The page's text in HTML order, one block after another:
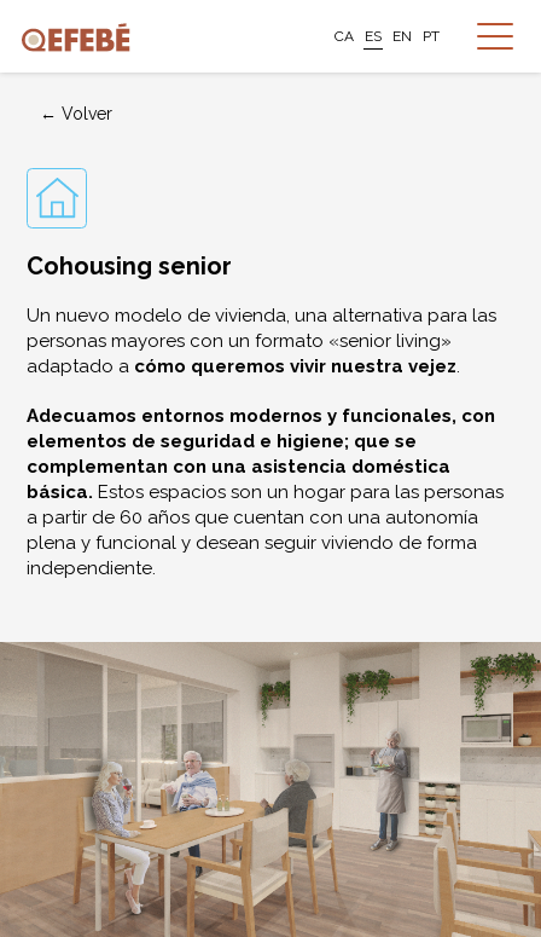
CA ES EN PT
← Volver
Cohousing senior
Un nuevo modelo de vivienda, una alternativa para las
personas mayores con un formato «senior living»
adaptado a cómo queremos vivir nuestra vejez.
Adecuamos entornos modernos y funcionales, con
elementos de seguridad e higiene; que se
complementan con una asistencia doméstica
básica. Estos espacios son un hogar para las personas
a partir de 60 años que cuentan con una autonomía
plena y funcional y desean seguir viviendo de forma
independiente.